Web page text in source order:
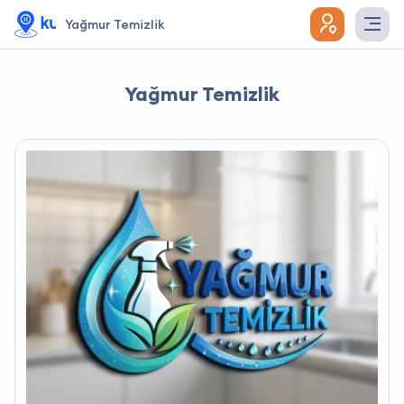
Yağmur Temizlik
Yağmur Temizlik